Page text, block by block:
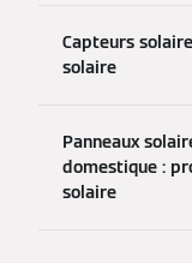
Capteurs
solaire
Panneaux
domestique :
solaire